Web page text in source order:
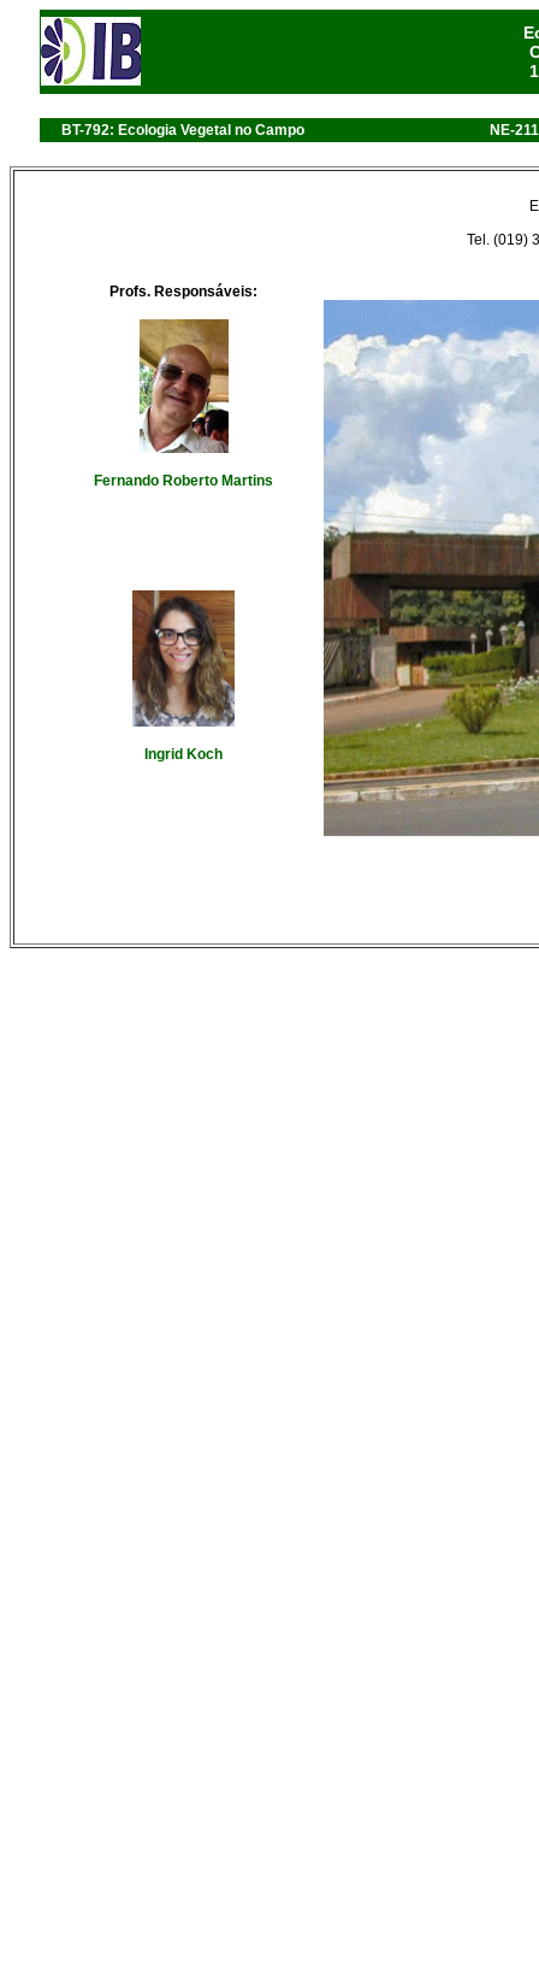
BT-792: Ecologia Vegetal no Campo NE-
Tel. (019)
Profs. Responsáveis:
Fernando Roberto Martins
Ingrid Koch